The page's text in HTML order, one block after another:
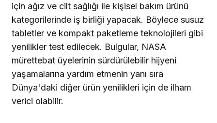
için ağız ve cilt sağlığı ile kişisel bakım ürünü
kategorilerinde iş birliği yapacak. Böylece susuz
tabletler ve kompakt paketleme teknolojileri gibi
yenilikler test edilecek. Bulgular, NASA
mürettebat üyelerinin sürdürülebilir hijyeni
yaşamalarına yardım etmenin yanı sıra
Dünya'daki diğer ürün yenilikleri için de ilham
verici olabilir.